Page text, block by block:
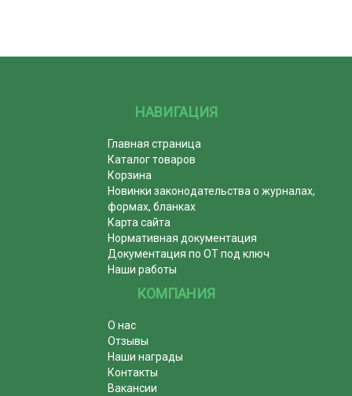
НАВИГАЦИЯ
Главная страница
Каталог товаров
Корзина
Новинки законодательства о журналах,
формах, бланках
Карта сайта
Нормативная документация
Документация по ОТ под ключ
Наши работы
КОМПАНИЯ
О нас
Отзывы
Наши награды
Контакты
Вакансии